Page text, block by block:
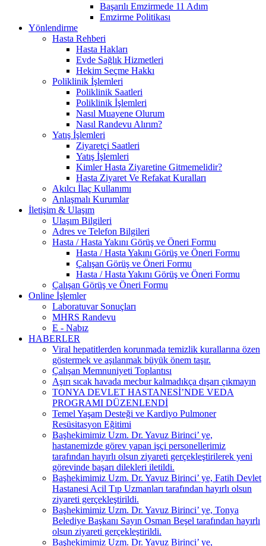
Başarılı Emzirmede 11 Adım
Emzirme Politikası
Yönlendirme
Hasta Rehberi
Hasta Hakları
Evde Sağlık Hizmetleri
Hekim Seçme Hakkı
Poliklinik İşlemleri
Poliklinik Saatleri
Poliklinik İşlemleri
Nasıl Muayene Olurum
Nasıl Randevu Alırım?
Yatış İşlemleri
Ziyaretçi Saatleri
Yatış İşlemleri
Kimler Hasta Ziyaretine Gitmemelidir?
Hasta Ziyaret Ve Refakat Kuralları
Akılcı İlaç Kullanımı
Anlaşmalı Kurumlar
İletişim & Ulaşım
Ulaşım Bilgileri
Adres ve Telefon Bilgileri
Hasta / Hasta Yakını Görüş ve Öneri Formu
Hasta / Hasta Yakını Görüş ve Öneri Formu
Çalışan Görüş ve Öneri Formu
Hasta / Hasta Yakını Görüş ve Öneri Formu
Çalışan Görüş ve Öneri Formu
Online İşlemler
Laboratuvar Sonuçları
MHRS Randevu
E - Nabız
HABERLER
Viral hepatitlerden korunmada temizlik kurallarına özen
göstermek ve aşılanmak büyük önem taşır.
Çalışan Memnuniyeti Toplantısı
Aşırı sıcak havada mecbur kalmadıkça dışarı çıkmayın
TONYA DEVLET HASTANESİ’NDE VEDA
PROGRAMI DÜZENLENDİ
Temel Yaşam Desteği ve Kardiyo Pulmoner
Resüsitasyon Eğitimi
Başhekimimiz Uzm. Dr. Yavuz Birinci’ ye,
hastanemizde görev yapan işçi personellerimiz
tarafından hayırlı olsun ziyareti gerçekleştirilerek yeni
görevinde başarı dilekleri iletildi.
Başhekimimiz Uzm. Dr. Yavuz Birinci’ ye, Fatih Devlet
Hastanesi Acil Tıp Uzmanları tarafından hayırlı olsun
ziyareti gerçekleştirildi.
Başhekimimiz Uzm. Dr. Yavuz Birinci’ ye, Tonya
Belediye Başkanı Sayın Osman Beşel tarafından hayırlı
olsun ziyareti gerçekleştirildi.
Başhekimimiz Uzm. Dr. Yavuz Birinci’ ye,